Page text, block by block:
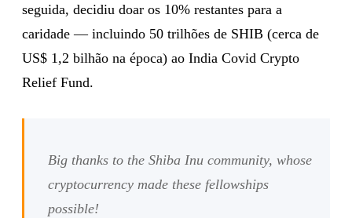
seguida, decidiu doar os 10% restantes para a
caridade — incluindo 50 trilhões de SHIB (cerca de
US$ 1,2 bilhão na época) ao India Covid Crypto
Relief Fund.
Big thanks to the Shiba Inu community, whose
cryptocurrency made these fellowships
possible!